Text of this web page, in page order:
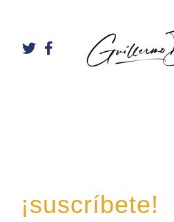
¡suscríbete!